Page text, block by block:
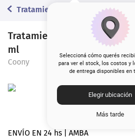
Seleccioná cómo querés
para ver el stock, los costos y
de entrega disponibles en
Elegir ubicación
Más tarde
Tratamientos
Tratamiento Capilar Coony
ml
Coony
ENVÍO EN 24 hs | AMBA
3.
5.